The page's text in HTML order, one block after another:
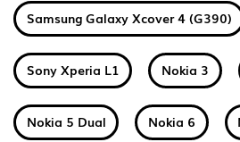
Samsung Galaxy Xcover 4 (G390)
Sony Xperia L1 Nokia 3
Nokia 5 Dual Nokia 6